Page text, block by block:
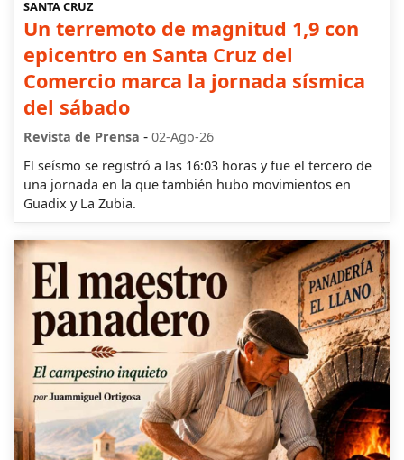
SANTA CRUZ
Un terremoto de magnitud 1,9 con
epicentro en Santa Cruz del
Comercio marca la jornada sísmica
del sábado
Revista de Prensa - 02-Ago-26
El seísmo se registró a las 16:03 horas y fue el tercero de
una jornada en la que también hubo movimientos en
Guadix y La Zubia.